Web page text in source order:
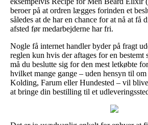
beroer på at ordren lægges forinden et
således at de har en chance for at nå at få
afsted før medarbejderne har fri.
Nogle få internet handler byder på fragt
reglen kun hvis der aftages for en bestemt
må du beslutte sig for den mest letkøbte
hvilket mange gange – uden hensyn til
Kolding, Farum eller Hundested – vil
at bringe din bestilling til et